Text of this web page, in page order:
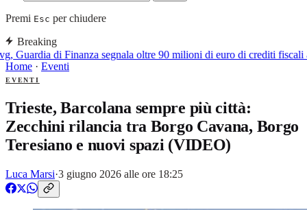
Premi Esc per chiudere
Breaking
Guardia di Finanza segnala oltre 90 milioni di euro di crediti fiscali
Home · Eventi
EVENTI
Trieste, Barcolana sempre più città:
Zecchini rilancia tra Borgo Cavana, Borgo
Teresiano e nuovi spazi (VIDEO)
Luca Marsi·3 giugno 2026 alle ore 18:25